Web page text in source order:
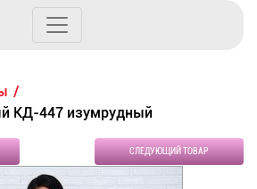
КД-447 изумрудный
СЛЕДУЮЩИЙ ТОВАР